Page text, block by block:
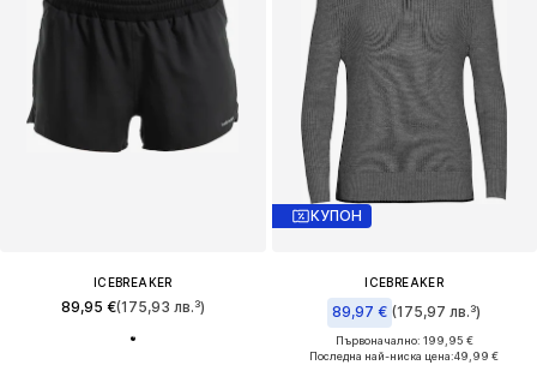
ICEBREAKER
89,95 €(175,93 лв.³)
КУПОН
ICEBREAKER
89,97 € (175,97 лв.³)
Първоначално: 199,95 €
Последна най-ниска цена:49,99 €